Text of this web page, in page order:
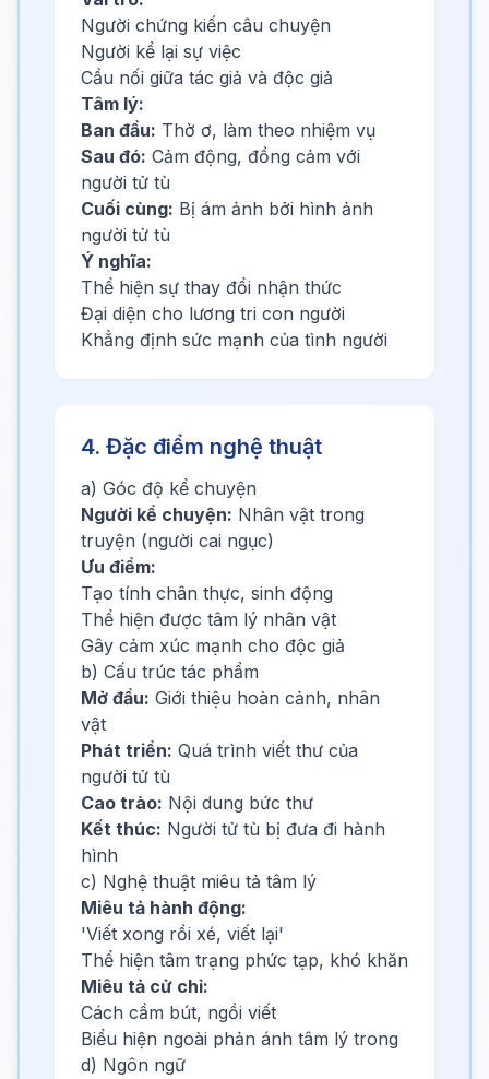
Người chứng kiến câu chuyện
Người kể lại sự việc
Cầu nối giữa tác giả và độc giả
Tâm lý:
Ban đầu: Thờ ơ, làm theo nhiệm vụ
Sau đó: Cảm động, đồng cảm với
người tử tù
Cuối cùng: Bị ám ảnh bởi hình ảnh
người tử tù
Ý nghĩa:
Thể hiện sự thay đổi nhận thức
Đại diện cho lương tri con người
Khẳng định sức mạnh của tình người
4. Đặc điểm nghệ thuật
a) Góc độ kể chuyện
Người kể chuyện: Nhân vật trong
truyện (người cai ngục)
Ưu điểm:
Tạo tính chân thực, sinh động
Thể hiện được tâm lý nhân vật
Gây cảm xúc mạnh cho độc giả
b) Cấu trúc tác phẩm
Mở đầu: Giới thiệu hoàn cảnh, nhân
vật
Phát triển: Quá trình viết thư của
người tử tù
Cao trào: Nội dung bức thư
Kết thúc: Người tử tù bị đưa đi hành
hình
c) Nghệ thuật miêu tả tâm lý
Miêu tả hành động:
'Viết xong rồi xé, viết lại'
Thể hiện tâm trạng phức tạp, khó khăn
Miêu tả cử chỉ:
Cách cầm bút, ngồi viết
Biểu hiện ngoài phản ánh tâm lý trong
d) Ngôn ngữ